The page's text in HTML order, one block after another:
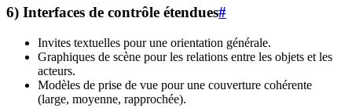
6) Interfaces de contrôle étendues#
Invites textuelles pour une orientation générale.
Graphiques de scène pour les relations entre les objets et les
acteurs.
Modèles de prise de vue pour une couverture cohérente
(large, moyenne, rapprochée).